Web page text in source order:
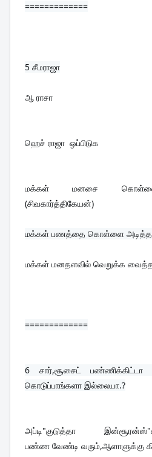
=============
5 சீமராஜா
ஆ ராசா
ஹெச் ராஜா  ஒப்பிடுக
மக்கள் மனசை
(சிவகார்த்திகேயன்)
மக்கள் மனதளவில் வெறுக்க
=============
6 சார்,சூசைட்
கொடுப்பாங்களா இல்லையா.?
அப்டி"குடுத்தா
பண்ண வேண்டி வரும்,ஆளாளுக்கு